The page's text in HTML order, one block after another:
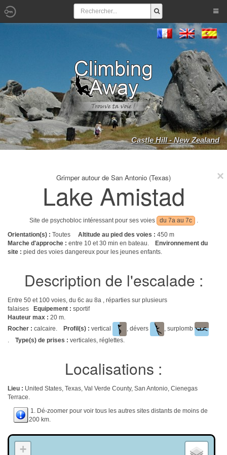
Castle Hill - New Zealand
Grimper autour de San Antonio (Texas)
Lake Amistad
Site de psychobloc intéressant pour ses voies du 7a au 7c
.
Orientation(s) : Toutes Altitude au pied des voies : 450 m
Marche d'approche : entre 10 et 30 min en bateau.
Environnement du
site : pied des voies dangereux pour les jeunes enfants.
Description de l'escalade :
Entre 50 et 100 voies, du 6c au 8a , réparties sur plusieurs
falaises
Equipement : sportif
Hauteur max : 20 m.
Rocher : calcaire. Profil(s) : vertical , dévers
, surplomb
. Type(s) de prises : verticales, réglettes.
Localisations :
Lieu : United States, Texas, Val Verde County, San Antonio, Cienegas
Terrace.
1. Dé-zoomer pour voir tous les autres sites distants de moins de
200 km.
+